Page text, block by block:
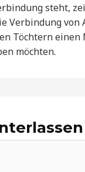
steht,
Verbindung von
Töchtern
möchten.